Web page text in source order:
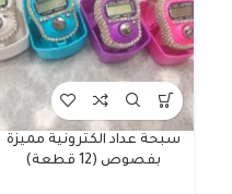
سبحة عداد الكترونية مميزة
بفصوص (12 قطعة)